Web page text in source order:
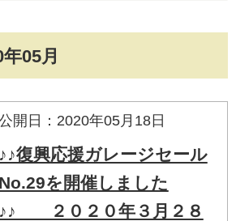
05月
開日：2020年05月18日
♪♪復興応援ガレージセール
No.29を開催しました
♪♪ ２０２０年３月２８